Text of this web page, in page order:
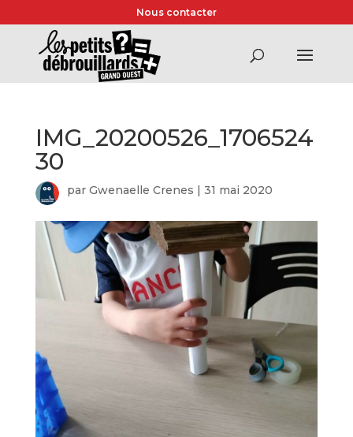
Nous contacter
IMG_20200526_1706524
30
par Gwenaelle Crenes | 31 mai 2020